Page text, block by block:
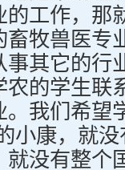
工作，那
牧兽医专
事其它的行
学生联
我们希望
小康，就
没有整个